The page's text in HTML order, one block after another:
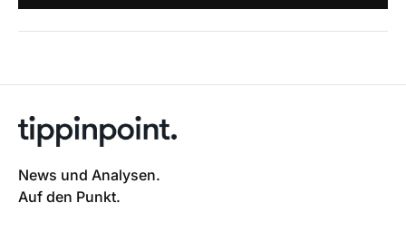
News und Analysen.
Auf den Punkt.